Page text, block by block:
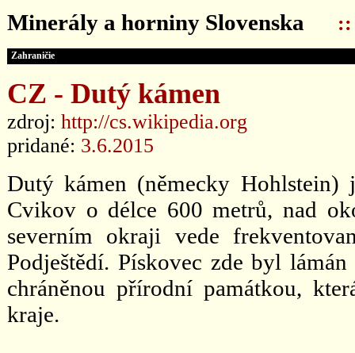
Minerály a horniny Slovenska ::
Zahraničie
CZ - Dutý kámen
zdroj: http://cs.wikipedia.org
pridané: 3.6.2015
Dutý kámen (německy Hohlstein)
Cvikov o délce 600 metrů, nad
severním okraji vede
Podještědí. Pískovec zde byl
chráněnou přírodní památkou,
kraje.